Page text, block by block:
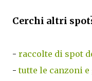
Cerchi altri
- raccolte di spot
-tutte le canzoni